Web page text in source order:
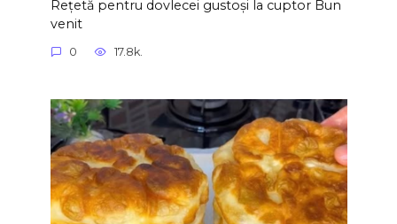
Rețetă pentru dovlecei gustoși la cuptor Bun
venit
0 17.8k.